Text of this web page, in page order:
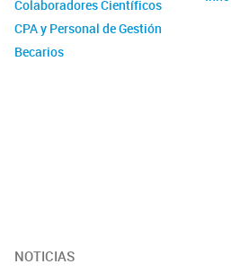
Colaboradores Científicos
CPA y Personal de Gestión
Becarios
NOTICIAS